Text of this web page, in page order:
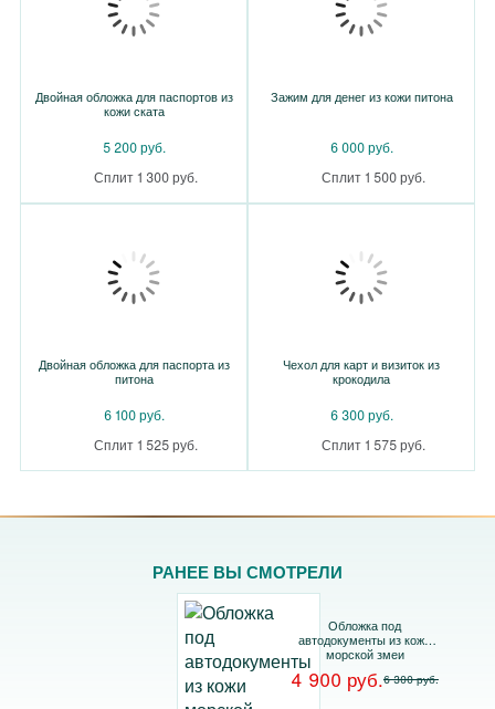
Двойная обложка для паспортов из
кожи ската
5 200 руб.
Сплит 1 300 руб.
Зажим для денег из кожи питона
6 000 руб.
Сплит 1 500 руб.
Двойная обложка для паспорта из
питона
6 100 руб.
Сплит 1 525 руб.
Чехол для карт и визиток из
крокодила
6 300 руб.
Сплит 1 575 руб.
РАНЕЕ ВЫ СМОТРЕЛИ
Обложка под
автодокументы из кожи
морской змеи
4 900 руб.6 300 руб.